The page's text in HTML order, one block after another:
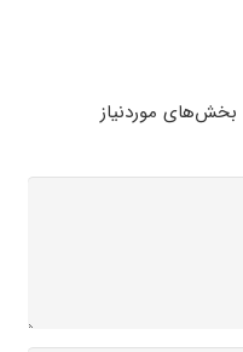
بخش‌های موردنیاز